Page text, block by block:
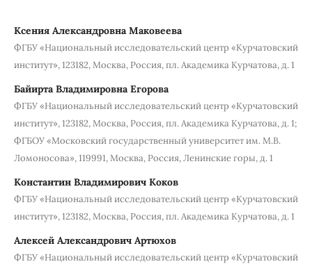
Ксения Александровна Маковеева
ФГБУ «Национальный исследовательский центр «Курчатовский
институт», 123182, Москва, Россия, пл. Академика Курчатова, д. 1
Байирта Владимировна Егорова
ФГБУ «Национальный исследовательский центр «Курчатовский
институт», 123182, Москва, Россия, пл. Академика Курчатова, д. 1;
ФГБОУ «Московский государственный университет им. М.В.
Ломоносова», 119991, Москва, Россия, Ленинские горы, д. 1
Константин Владимирович Коков
ФГБУ «Национальный исследовательский центр «Курчатовский
институт», 123182, Москва, Россия, пл. Академика Курчатова, д. 1
Алексей Александрович Артюхов
ФГБУ «Национальный исследовательский центр «Курчатовский